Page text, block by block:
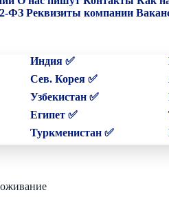
ФЗ Реквизиты компании
Индия ✅
Сев. Корея ✅
Узбекистан ✅
Египет ✅
Туркменистан ✅